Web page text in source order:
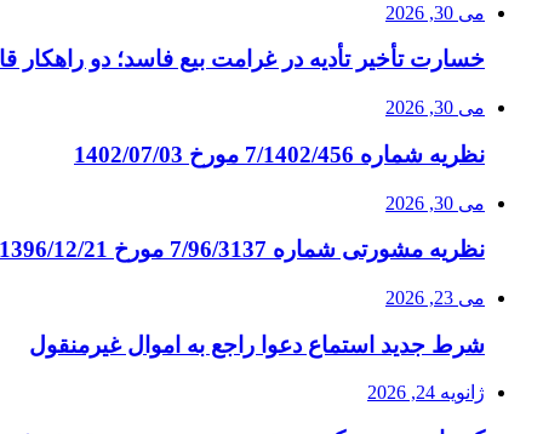
می 30, 2026
خسارت تأخیر تأدیه در غرامت بیع فاسد؛ دو راهکار
می 30, 2026
نظریه شماره 7/1402/456 مورخ 1402/07/03
می 30, 2026
نظریه مشورتی شماره 7/96/3137 مورخ 1396/12/21
می 23, 2026
شرط جدید استماع دعوا راجع به اموال غیرمنقول
ژانویه 24, 2026